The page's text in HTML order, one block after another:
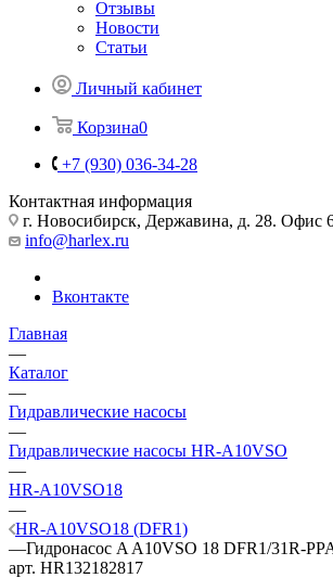
Отзывы
Новости
Статьи
Личный кабинет
Корзина0
+7 (930) 036-34-28
Контактная информация
г. Новосибирск, Державина, д. 28. Офис
info@harlex.ru
Вконтакте
Главная
—
Каталог
—
Гидравлические насосы
—
Гидравлические насосы HR-A10VSO
—
HR-A10VSO18
—
HR-A10VSO18 (DFR1)
—Гидронасос A A10VSO 18 DFR1/31R-
арт. HR132182817